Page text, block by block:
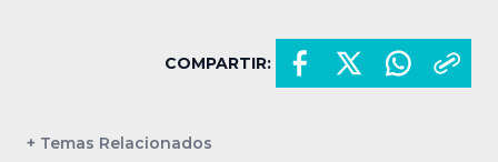
COMPARTIR:
+ Temas Relacionados